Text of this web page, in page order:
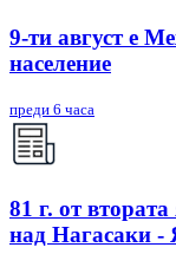
9-ти август е
население
преди 6 часа
81 г. от
над Нагасаки -